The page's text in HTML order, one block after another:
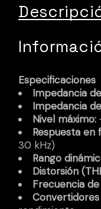
Especificaciones
Impedancia
Impedancia
Nivel máximo:
Respuesta en
30 kHz)
Rango
Distorsión
Frecuencia
Convertidores